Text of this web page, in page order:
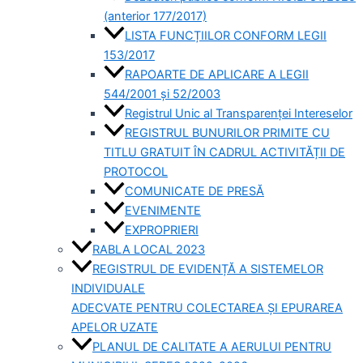
(anterior 177/2017)
LISTA FUNCȚIILOR CONFORM LEGII
153/2017
RAPOARTE DE APLICARE A LEGII
544/2001 și 52/2003
Registrul Unic al Transparenței Intereselor
REGISTRUL BUNURILOR PRIMITE CU
TITLU GRATUIT ÎN CADRUL ACTIVITĂȚII DE
PROTOCOL
COMUNICATE DE PRESĂ
EVENIMENTE
EXPROPRIERI
RABLA LOCAL 2023
REGISTRUL DE EVIDENȚĂ A SISTEMELOR
INDIVIDUALE
ADECVATE PENTRU COLECTAREA ȘI EPURAREA
APELOR UZATE
PLANUL DE CALITATE A AERULUI PENTRU